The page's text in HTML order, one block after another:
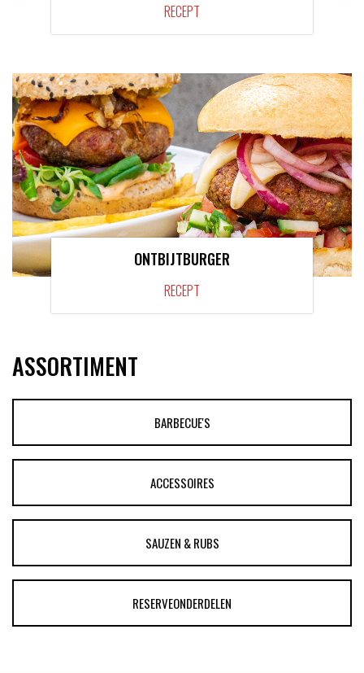
RECEPT
ONTBIJTBURGER
RECEPT
ASSORTIMENT
BARBECUE'S
ACCESSOIRES
SAUZEN & RUBS
RESERVEONDERDELEN